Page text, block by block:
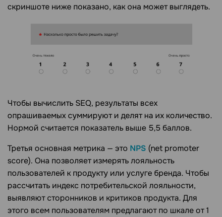
скриншоте ниже показано, как она может выглядеть.
Чтобы вычислить SEQ, результаты всех
опрашиваемых суммируют и делят на их количество.
Нормой считается показатель выше 5,5 баллов.
Третья основная метрика — это NPS (net promoter
score). Она позволяет измерять лояльность
пользователей к продукту или услуге бренда. Чтобы
рассчитать индекс потребительской лояльности,
выявляют сторонников и критиков продукта. Для
этого всем пользователям предлагают по шкале от 1